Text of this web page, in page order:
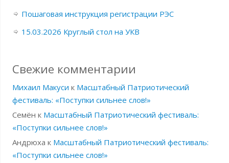
Пошаговая инструкция регистрации РЭС
15.03.2026 Круглый стол на УКВ
Свежие комментарии
Михаил Макуси к Масштабный Патриотический
фестиваль: «Поступки сильнее слов!»
Семён к Масштабный Патриотический фестиваль:
«Поступки сильнее слов!»
Андрюха к Масштабный Патриотический фестиваль:
«Поступки сильнее слов!»